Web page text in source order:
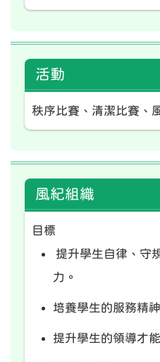
活動
秩序比賽、清潔比賽、
風紀組織
目標
提升學生自律、守
力。
培養學生的服務精
提升學生的領導才能